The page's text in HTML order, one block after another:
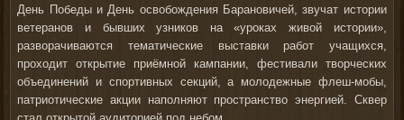
День Победы и День освобождения Барановичей, звучат истории
ветеранов и бывших узников на «уроках живой истории»,
разворачиваются тематические выставки работ учащихся,
проходит открытие приёмной кампании, фестивали творческих
объединений и спортивных секций, а молодежные флеш-мобы,
патриотические акции наполняют пространство энергией. Сквер